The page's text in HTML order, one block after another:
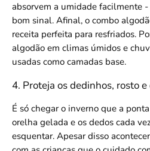
absorvem a umidade facilmente
bom sinal. Afinal, o combo
receita perfeita para resfriados.
algodão em climas úmidos e
usadas como camadas base.
4. Proteja os dedinhos, rosto
É só chegar o inverno que a
orelha gelada e os dedos cada
esquentar. Apesar disso